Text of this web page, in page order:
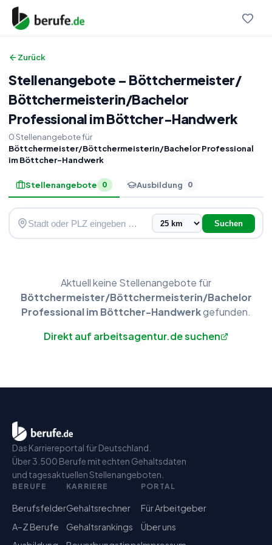
Zurück
Stellenangebote – Böttchermeister/
Böttchermeisterin/Bachelor
Professional im Böttcher-Handwerk
0Stellenangebotefür
Böttchermeister/Böttchermeisterin/Bachelor Professional
im Böttcher-Handwerk
Stellenangebote 0 Ausbildung 0
Suchen
Aktuell keine Stellenangebote für
Böttchermeister/Böttchermeisterin/Bachelor
Professional im Böttcher-Handwerkgefunden.
Direkt auf arbeitsagentur.de suchen
Das Karriereportal für Deutschland.
Über 3.500 Berufe mit echten Gehaltsdaten
und tagesaktuellen Stellenangeboten.
BERUFE
Berufsfelder
A–Z Berufe
KARRIERE
Gehaltsrechner
Gehaltsrankings
PORTAL
Für Arbeitgeber
Über uns